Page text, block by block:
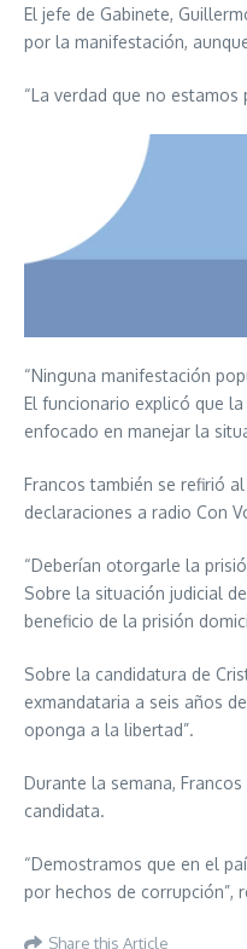
El jefe de Gabinete,
por la manifestación,
“La verdad que no
“Ninguna manifestación
El funcionario explicó que
enfocado en manejar la
Francos también se refirió
declaraciones a radio Con
“Deberían otorgarle la
Sobre la situación judicial
beneficio de la prisión
Sobre la candidatura de
exmandataria a seis años
oponga a la libertad”.
Durante la semana,
candidata.
“Demostramos que en el
por hechos de corrupción”,
Share this Article